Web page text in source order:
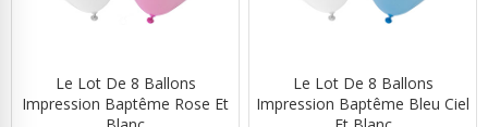
Le Lot De 8 Ballons
Impression Baptême Rose Et
Le Lot De 8 Ballons
Impression Baptême Bleu Ciel